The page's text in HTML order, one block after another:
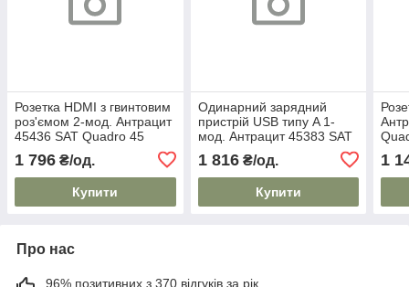
Розетка HDMI з гвинтовим
роз'ємом 2-мод. Антрацит
45436 SAT Quadro 45
1 796 ₴/од.
Купити
Одинарний зарядний
пристрій USB типу A 1-
мод. Антрацит 45383 SAT
1 816₴/од.
Купити
1
Про нас
96% позитивних з 370 відгуків за рік